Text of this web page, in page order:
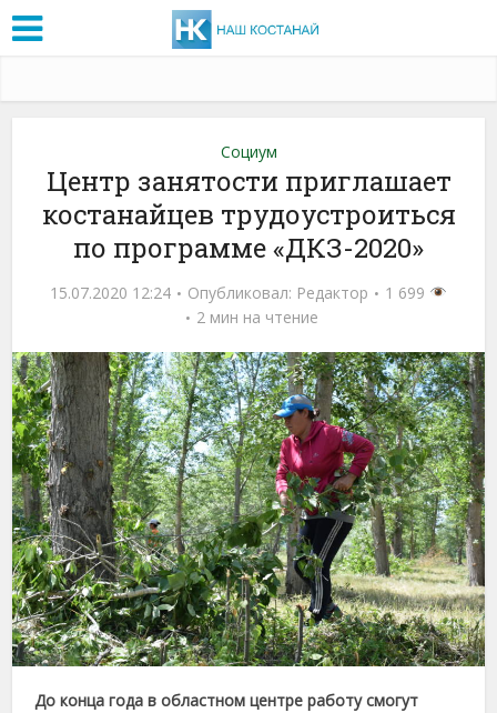
Социум
Центр занятости приглашает
костанайцев трудоустроиться
по программе «ДКЗ-2020»
15.07.2020 12:24 Опубликовал: Редактор
1 699
2 мин на чтение
До конца года в областном центре работу смогут